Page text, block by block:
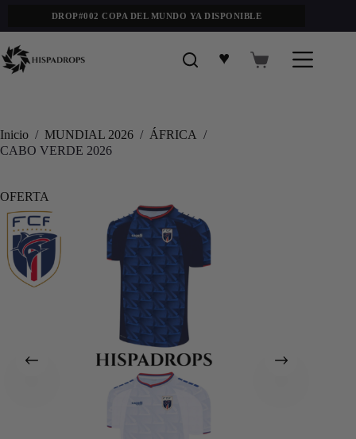
DROP#002 COPA DEL MUNDO YA DISPONIBLE
♥
Inicio / MUNDIAL 2026 / ÁFRICA /
CABO VERDE 2026
OFERTA